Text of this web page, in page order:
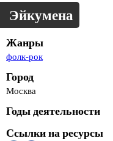
Эйкумена
Жанры
фолк-рок
Город
Москва
Годы деятельности
Ссылки на ресурсы